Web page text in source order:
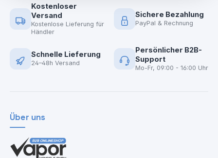
Kostenloser
Versand
Kostenlose Lieferung für
Händler
Sichere Bezahlung
PayPal & Rechnung
Schnelle Lieferung
24–48h Versand
Persönlicher B2B-
Support
Mo-Fr, 09:00 - 16:00 Uhr
Über uns